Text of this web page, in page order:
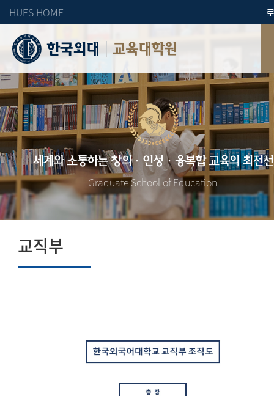
HUFS HOME
교육대학원
세계와 소통하는 창의·인성·융복합 교육의 최전선
Graduate School of Education
교직부